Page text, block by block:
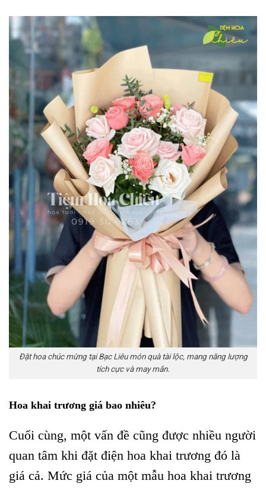
Đặt hoa chúc mừng tại Bạc Liêu món quà tài lộc, mang năng lượng
tích cực và may mắn.
Hoa khai trương giá bao nhiêu?
Cuối cùng, một vấn đề cũng được nhiều người
quan tâm khi đặt điện hoa khai trương đó là
giá cả. Mức giá của một mẫu hoa khai trương